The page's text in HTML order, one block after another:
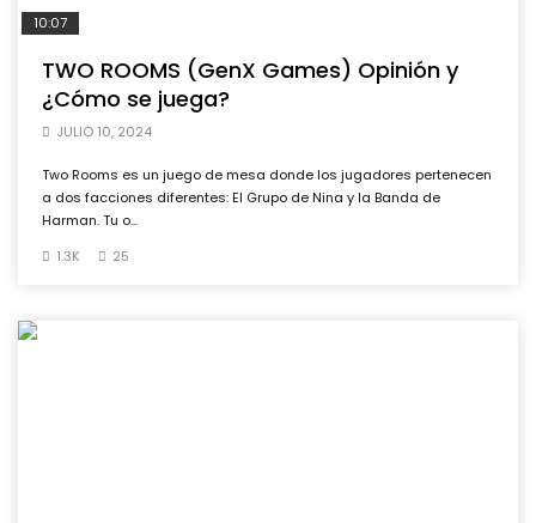
10:07
TWO ROOMS (GenX Games) Opinión y
¿Cómo se juega?
JULIO 10, 2024
Two Rooms es un juego de mesa donde los jugadores pertenecen
a dos facciones diferentes: El Grupo de Nina y la Banda de
Harman. Tu o...
1.3K
25